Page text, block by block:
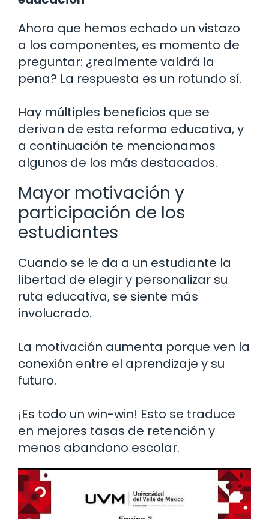
Ahora que hemos echado un vistazo
a los componentes, es momento de
preguntar: ¿realmente valdrá la
pena? La respuesta es un rotundo sí.
Hay múltiples beneficios que se
derivan de esta reforma educativa, y
a continuación te mencionamos
algunos de los más destacados.
Mayor motivación y
participación de los
estudiantes
Cuando se le da a un estudiante la
libertad de elegir y personalizar su
ruta educativa, se siente más
involucrado.
La motivación aumenta porque ven la
conexión entre el aprendizaje y su
futuro.
¡Es todo un win-win! Esto se traduce
en mejores tasas de retención y
menos abandono escolar.